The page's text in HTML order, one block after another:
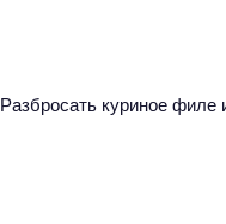
Разбросать куриное филе